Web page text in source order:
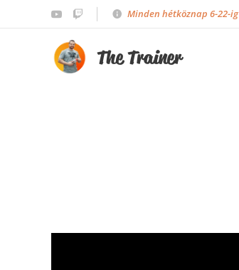
Minden hétköznap 6-22-ig
The Trainer